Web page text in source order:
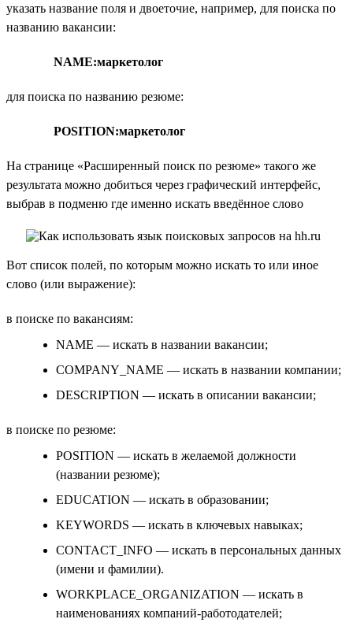
указать название поля и двоеточие, например, для поиска по
названию вакансии:
NAME:маркетолог
для поиска по названию резюме:
POSITION:маркетолог
На странице «Расширенный поиск по резюме» такого же
результата можно добиться через графический интерфейс,
выбрав в подменю где именно искать введённое слово
Вот список полей, по которым можно искать то или иное
слово (или выражение):
в поиске по вакансиям:
NAME — искать в названии вакансии;
COMPANY_NAME — искать в названии компании;
DESCRIPTION — искать в описании вакансии;
в поиске по резюме:
POSITION — искать в желаемой должности
(названии резюме);
EDUCATION — искать в образовании;
KEYWORDS — искать в ключевых навыках;
CONTACT_INFO — искать в персональных данных
(имени и фамилии).
WORKPLACE_ORGANIZATION — искать в
наименованиях компаний-работодателей;